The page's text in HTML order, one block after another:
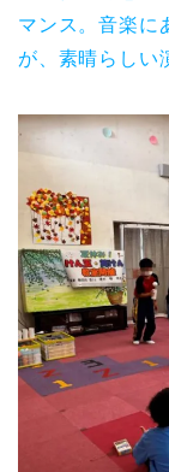
マンス。音楽に
が、素晴らしい